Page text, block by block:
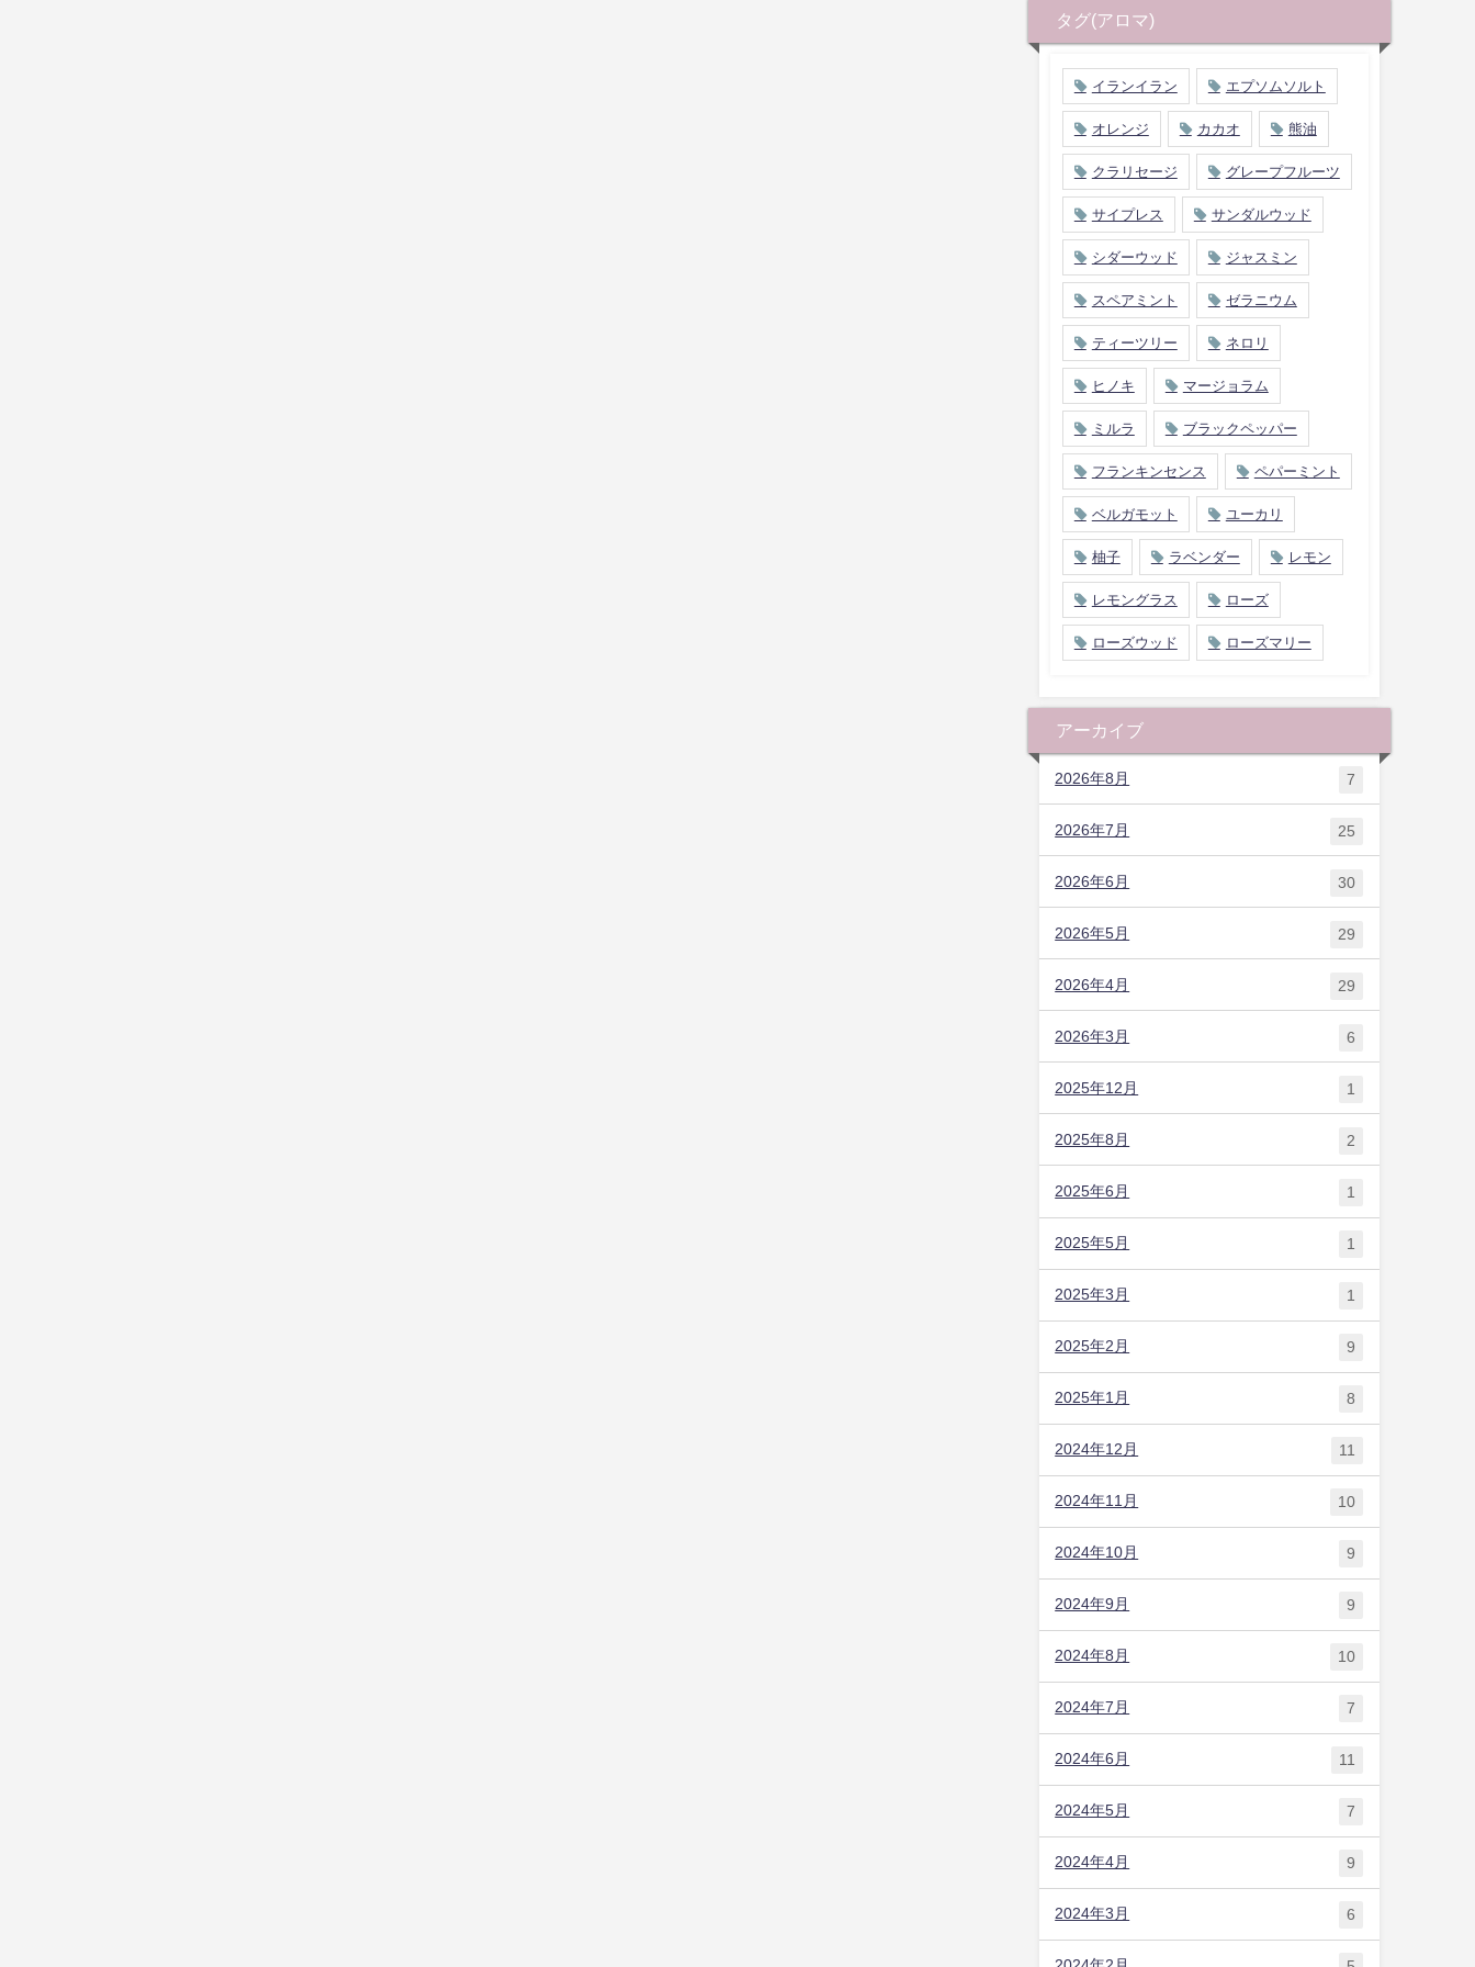
タグ(アロマ)
イランイラン エプソムソルト
オレンジ カカオ 熊油
クラリセージ グレープフルーツ
サイプレス サンダルウッド
シダーウッド ジャスミン
スペアミント ゼラニウム
ティーツリー ネロリ
ヒノキ マージョラム
ミルラ ブラックペッパー
フランキンセンス ペパーミント
ベルガモット ユーカリ
柚子 ラベンダー レモン
レモングラス ローズ
ローズウッド ローズマリー
アーカイブ
2026年8月 7
2026年7月 25
2026年6月 30
2026年5月 29
2026年4月 29
2026年3月 6
2025年12月 1
2025年8月 2
2025年6月 1
2025年5月 1
2025年3月 1
2025年2月 9
2025年1月 8
2024年12月 11
2024年11月 10
2024年10月 9
2024年9月 9
2024年8月 10
2024年7月 7
2024年6月 11
2024年5月 7
2024年4月 9
2024年3月 6